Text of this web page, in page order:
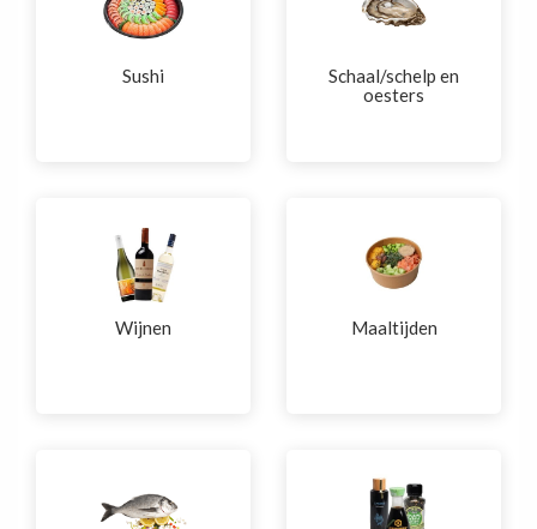
Sushi
Schaal/schelp en
oesters
Wijnen Maaltijden